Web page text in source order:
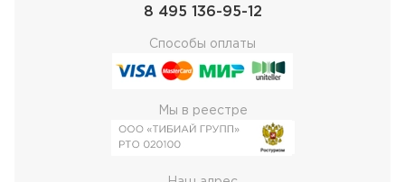
8 495 136-95-12
Способы оплаты
Мы в реестре